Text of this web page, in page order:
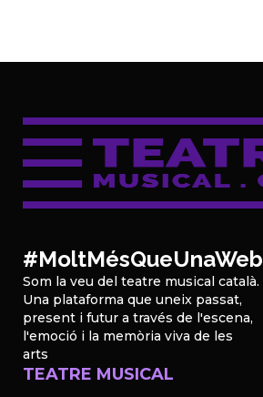
#MoltMésQueUnaWeb
Som la veu del teatre musical català.
Una plataforma que uneix passat,
present i futur a través de l'escena,
l'emoció i la memòria viva de les
arts
TEATRE MUSICAL